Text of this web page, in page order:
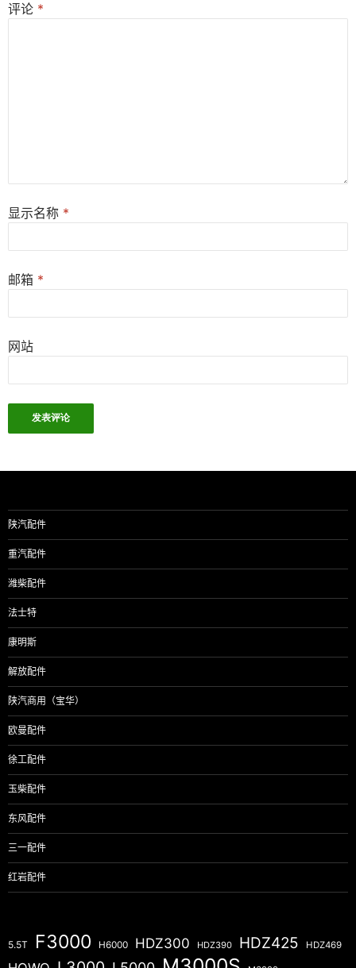
评论 *
显示名称 *
邮箱 *
网站
陕汽配件
重汽配件
潍柴配件
法士特
康明斯
解放配件
陕汽商用（宝华）
欧曼配件
徐工配件
玉柴配件
东风配件
三一配件
红岩配件
5.5T F3000 H6000 HDZ300 HDZ390 HDZ425 HDZ469